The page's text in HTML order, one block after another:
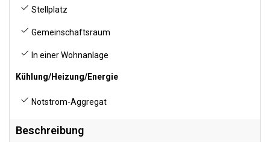
Stellplatz
Gemeinschaftsraum
In einer Wohnanlage
Kühlung/Heizung/Energie
Notstrom-Aggregat
Beschreibung